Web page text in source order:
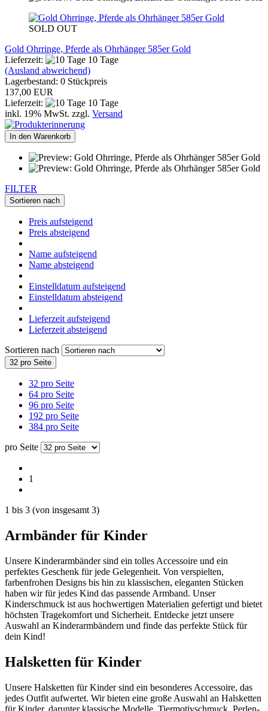
SOLD OUT
Gold Ohrringe, Pferde als Ohrhänger 585er Gold
Lieferzeit:
10 Tage
(Ausland abweichend)
Lagerbestand: 0 Stückpreis
137,00 EUR
Lieferzeit:
10 Tage
inkl. 19% MwSt. zzgl. Versand
In den Warenkorb
FILTER
Sortieren nach
Preis aufsteigend
Preis absteigend
Name aufsteigend
Name absteigend
Einstelldatum aufsteigend
Einstelldatum absteigend
Lieferzeit aufsteigend
Lieferzeit absteigend
Sortieren nach
32 pro Seite
32 pro Seite
64 pro Seite
96 pro Seite
192 pro Seite
384 pro Seite
pro Seite
1
1 bis 3 (von insgesamt 3)
Armbänder für Kinder
Unsere Kinderarmbänder sind ein tolles Accessoire und ein
perfektes Geschenk für jede Gelegenheit. Von verspielten,
farbenfrohen Designs bis hin zu klassischen, eleganten Stücken
haben wir für jedes Kind das passende Armband. Unser
Kinderschmuck ist aus hochwertigen Materialien gefertigt und bietet
höchsten Tragekomfort und Sicherheit. Entdecke jetzt unsere
Auswahl an Kinderarmbändern und finde das perfekte Stück für
dein Kind!
Halsketten für Kinder
Unsere Halsketten für Kinder sind ein besonderes Accessoire, das
jedes Outfit aufwertet. Wir bieten eine große Auswahl an Halsketten
für Kinder, darunter klassische Modelle, Tiermotivschmuck, Perlen-